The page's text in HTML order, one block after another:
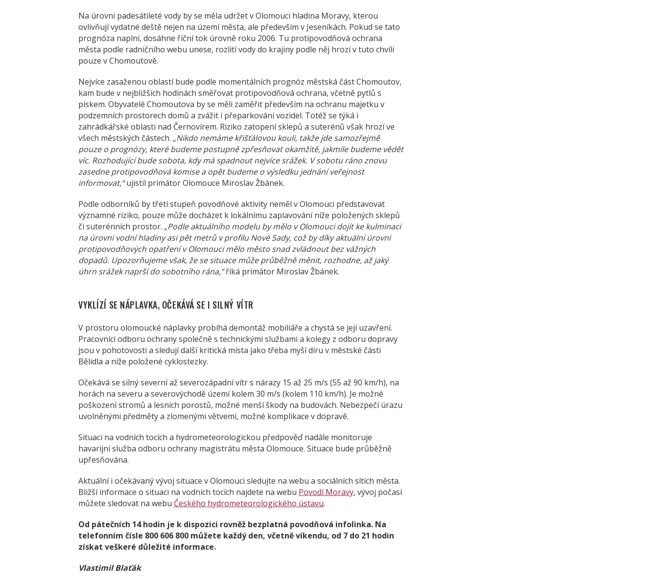
Na úrovni padesátileté vody by se měla udržet v Olomouci hladina Moravy, kterou
ovlivňují vydatné deště nejen na území města, ale především v Jeseníkách. Pokud se tato
prognóza naplní, dosáhne říční tok úrovně roku 2006. Tu protipovodňová ochrana
města podle radničního webu unese, rozlití vody do krajiny podle něj hrozí v tuto chvíli
pouze v Chomoutově.
Nejvíce zasaženou oblastí bude podle momentálních prognóz městská část Chomoutov,
kam bude v nejbližších hodinách směřovat protipovodňová ochrana, včetně pytlů s
pískem. Obyvatelé Chomoutova by se měli zaměřit především na ochranu majetku v
podzemních prostorech domů a zvážit i přeparkování vozidel. Totéž se týká i
zahrádkářské oblasti nad Černovírem. Riziko zatopení sklepů a suterénů však hrozí ve
všech městských částech. „Nikdo nemáme křišťálovou kouli, takže jde samozřejmě
pouze o prognózy, které budeme postupně zpřesňovat okamžitě, jakmile budeme vědět
víc. Rozhodující bude sobota, kdy má spadnout nejvíce srážek. V sobotu ráno znovu
zasedne protipovodňová komise a opět budeme o výsledku jednání veřejnost
informovat,“ujistil primátor Olomouce Miroslav Žbánek.
Podle odborníků by třetí stupeň povodňové aktivity neměl v Olomouci představovat
významné riziko, pouze může docházet k lokálnímu zaplavování níže položených sklepů
či suterénních prostor. „Podle aktuálního modelu by mělo v Olomouci dojít ke kulminaci
na úrovni vodní hladiny asi pět metrů v profilu Nové Sady, což by díky aktuální úrovni
protipovodňových opatření v Olomouci mělo město snad zvládnout bez vážných
dopadů. Upozorňujeme však, že se situace může průběžně měnit, rozhodne, až jaký
úhrn srážek naprší do sobotního rána,“říká primátor Miroslav Žbánek.
VYKLÍZÍ SE NÁPLAVKA, OČEKÁVÁ SE I SILNÝ VÍTR
V prostoru olomoucké náplavky probíhá demontáž mobiliáře a chystá se její uzavření.
Pracovníci odboru ochrany společně s technickými službami a kolegy z odboru dopravy
jsou v pohotovosti a sledují další kritická místa jako třeba myší díru v městské části
Bělidla a níže položené cyklostezky.
Očekává se silný severní až severozápadní vítr s nárazy 15 až 25 m/s (55 až 90 km/h), na
horách na severu a severovýchodě území kolem 30 m/s (kolem 110 km/h). Je možné
poškození stromů a lesních porostů, možné menší škody na budovách. Nebezpečí úrazu
uvolněnými předměty a zlomenými větvemi, možné komplikace v dopravě.
Situaci na vodních tocích a hydrometeorologickou předpověď nadále monitoruje
havarijní služba odboru ochrany magistrátu města Olomouce. Situace bude průběžně
upřesňována.
Aktuální i očekávaný vývoj situace v Olomouci sledujte na webu a sociálních sítích města.
Bližší informace o situaci na vodních tocích najdete na webu Povodí Moravy, vývoj počasí
můžete sledovat na webu Českého hydrometeorologického ústavu.
Od pátečních 14 hodin je k dispozici rovněž bezplatná povodňová infolinka. Na
telefonním čísle 800 606 800 můžete každý den, včetně víkendu, od 7 do 21 hodin
získat veškeré důležité informace.
Vlastimil Blaťák